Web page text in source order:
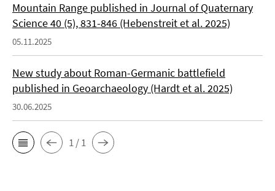
Mountain Range published in Journal of Quaternary
Science 40 (5), 831-846 (Hebenstreit et al. 2025)
05.11.2025
New study about Roman-Germanic battlefield
published in Geoarchaeology (Hardt et al. 2025)
30.06.2025
1 / 1